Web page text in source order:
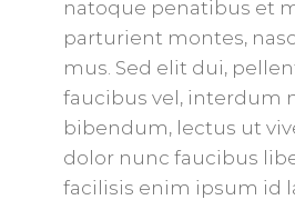
natoque penatibus et
parturient montes,
mus. Sed elit dui,
faucibus vel, interdum
bibendum, lectus ut
dolor nunc faucibus
facilisis enim ipsum id